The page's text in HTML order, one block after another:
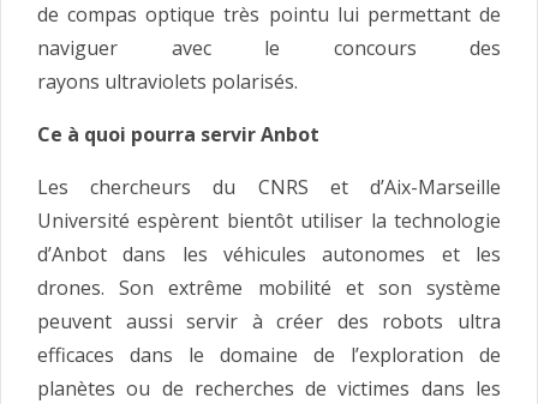
de compas optique très pointu lui permettant de
naviguer avec le concours des
rayons ultraviolets polarisés.
Ce à quoi pourra servir Anbot
Les chercheurs du CNRS et d’Aix-Marseille
Université espèrent bientôt utiliser la technologie
d’Anbot dans les véhicules autonomes et les
drones. Son extrême mobilité et son système
peuvent aussi servir à créer des robots ultra
efficaces dans le domaine de l’exploration de
planètes ou de recherches de victimes dans les